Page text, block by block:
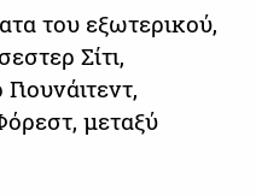
του εξωτερικού,
Σίτι,
μεταξύ